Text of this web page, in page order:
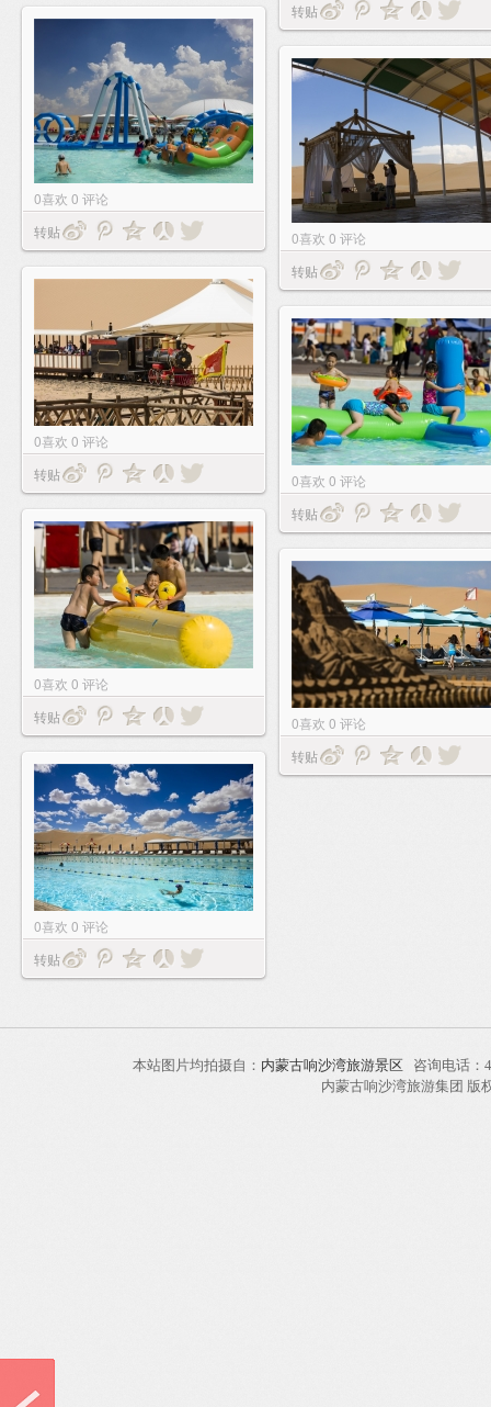
转贴
0喜欢 0 评论
转贴
0喜欢 0 评论
转贴
0喜欢 0 评论
转贴
0喜欢 0 评论
转贴
0喜欢 0 评论
转贴
0喜欢 0 评论
转贴
0喜欢 0 评论
转贴
本站图片均拍摄自： 内蒙古响沙湾旅游景区 咨询电话
内蒙古响沙湾旅游集团